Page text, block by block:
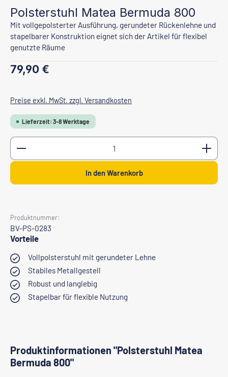
Polsterstuhl Matea Bermuda 800
Mit vollgepolsterter Ausführung, gerundeter Rückenlehne und
stapelbarer Konstruktion eignet sich der Artikel für flexibel
genutzte Räume
Regulärer Preis:
79,90 €
Preise exkl. MwSt. zzgl. Versandkosten
Lieferzeit: 3-8 Werktage
Produkt Anzahl: Gib den gewünschten Wert ein
In den Warenkorb
Produktnummer:
BV-PS-0283
Vorteile
Vollpolsterstuhl mit gerundeter Lehne
Stabiles Metallgestell
Robust und langlebig
Stapelbar für flexible Nutzung
Produktinformationen "Polsterstuhl Matea
Bermuda 800"